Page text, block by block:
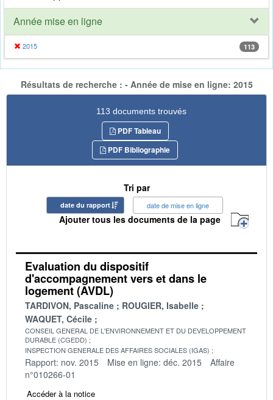
Année mise en ligne
2015 113
Résultats de recherche : - Année de mise en ligne: 2015
113 documents trouvés
PDF Tableau
PDF Bibliographie
Tri par
date du rapport date de mise en ligne
Ajouter tous les documents de la page
Evaluation du dispositif
d'accompagnement vers et dans le
logement (AVDL)
TARDIVON, Pascaline
ROUGIER, Isabelle
WAQUET, Cécile
CONSEIL GENERAL DE L'ENVIRONNEMENT ET DU DEVELOPPEMENT
DURABLE (CGEDD)
INSPECTION GENERALE DES AFFAIRES SOCIALES (IGAS)
Rapport: nov. 2015 Mise en ligne: déc. 2015
Affaire
n°010266-01
Accéder à la notice